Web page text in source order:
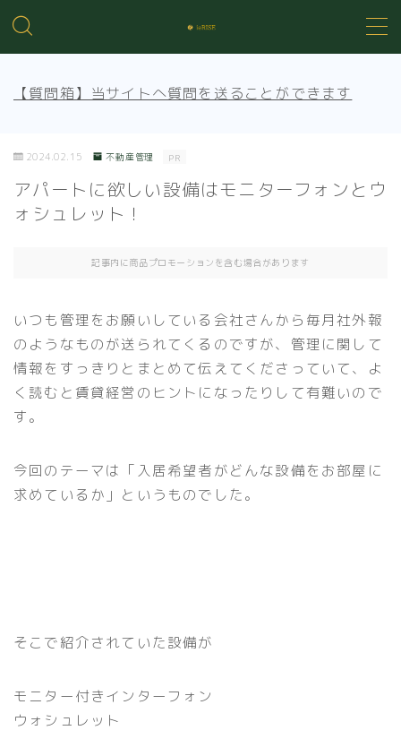
売買知識
賃貸トラブル
【質問箱】当サイトへ質問を送ることができます
2024.02.15 不動産管理 PR
アパートに欲しい設備はモニターフォンとウ
ォシュレット！
記事内に商品プロモーションを含む場合があります
いつも管理をお願いしている会社さんから毎月社外報
のようなものが送られてくるのですが、管理に関して
情報をすっきりとまとめて伝えてくださっていて、よ
く読むと賃貸経営のヒントになったりして有難いので
す。
今回のテーマは「入居希望者がどんな設備をお部屋に
求めているか」というものでした。
そこで紹介されていた設備が
モニター付きインターフォン
ウォシュレット